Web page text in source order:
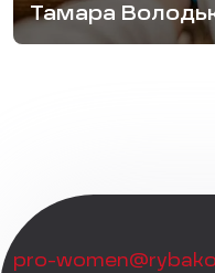
Тамара
pro-